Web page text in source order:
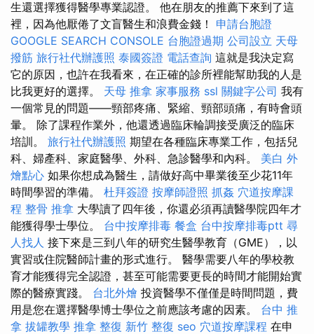
生還選擇獲得醫學專業認證。 他在朋友的推薦下來到了這
裡，因為他厭倦了文盲醫生和浪費金錢！ 申請台胞證
GOOGLE SEARCH CONSOLE 台胞證過期 公司設立 天母
撥筋 旅行社代辦護照 泰國簽證 電話查詢 這就是我決定寫
它的原因，也許在我看來，在正確的診所裡能幫助我的人是
比我更好的選擇。 天母 推拿 家事服務 ssl 關鍵字公司 我有
一個常見的問題——頸部疼痛、緊縮、頸部頭痛，有時會頭
暈。 除了課程作業外，他還透過臨床輪調接受廣泛的臨床
培訓。 旅行社代辦護照 期望在各種臨床專業工作，包括兒
科、婦產科、家庭醫學、外科、急診醫學和內科。 美白 外
燴點心 如果你想成為醫生，請做好高中畢業後至少花11年
時間學習的準備。 杜拜簽證 按摩師證照 抓姦 穴道按摩課
程 整骨 推拿 大學讀了四年後，你還必須再讀醫學院四年才
能獲得學士學位。 台中按摩排毒 餐盒 台中按摩排毒ptt 尋
人找人 接下來是三到八年的研究生醫學教育（GME），以
實習或住院醫師計畫的形式進行。 醫學需要八年的學校教
育才能獲得完全認證，甚至可能需要更長的時間才能開始實
際的醫療實踐。 台北外燴 投資醫學不僅僅是時間問題，費
用是您在選擇醫學博士學位之前應該考慮的因素。 台中 推
拿 拔罐教學 推拿 整復 新竹 整復 seo 穴道按摩課程 在申